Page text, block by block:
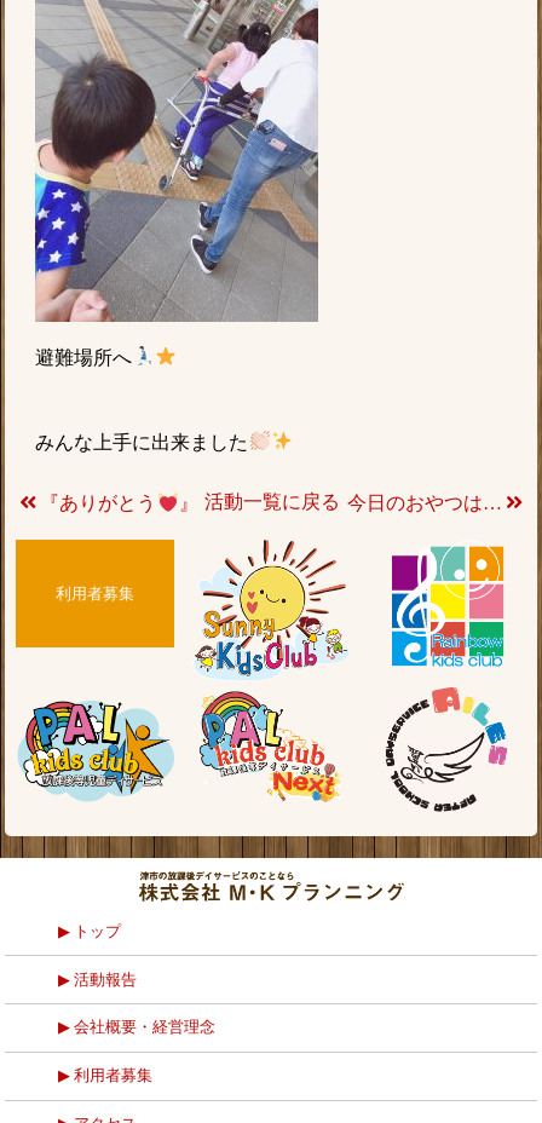
避難場所へ
みんな上手に出来ました
『ありがとう 』 活動一覧に戻る 今日のおやつは…
利用者募集
トップ
活動報告
会社概要・経営理念
利用者募集